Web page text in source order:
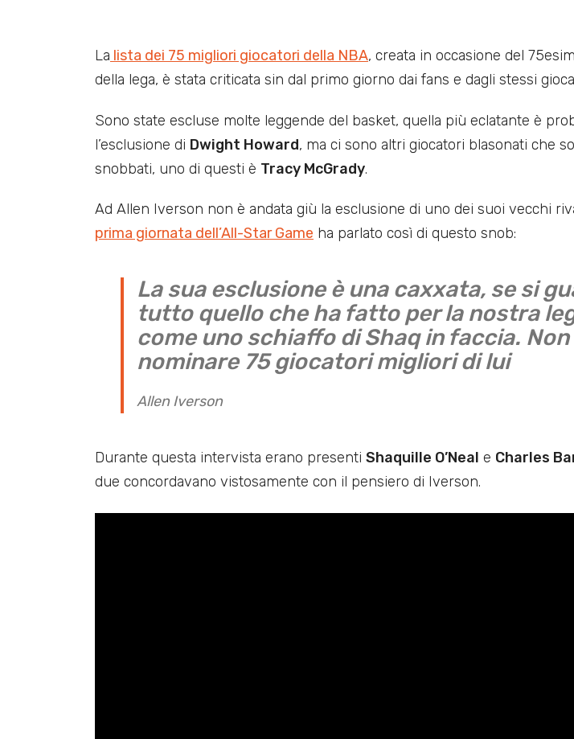
La lista dei 75 migliori giocatori della NBA, creata in occasione del
della lega, è stata criticata sin dal primo giorno dai fans e dagli stessi
Sono state escluse molte leggende del basket, quella più eclatante è
l’esclusione di Dwight Howard, ma ci sono altri giocatori blasonati che
snobbati, uno di questi è Tracy McGrady.
Ad Allen Iverson non è andata giù la esclusione di uno dei suoi vecchi
prima giornata dell’All-Star Game ha parlato così di questo snob:
La sua esclusione è una caxxata, se si
tutto quello che ha fatto per la nostra
come uno schiaffo di Shaq in faccia.
nominare 75 giocatori migliori di lui
Allen Iverson
Durante questa intervista erano presenti Shaquille O’Neal e Charles
due concordavano vistosamente con il pensiero di Iverson.